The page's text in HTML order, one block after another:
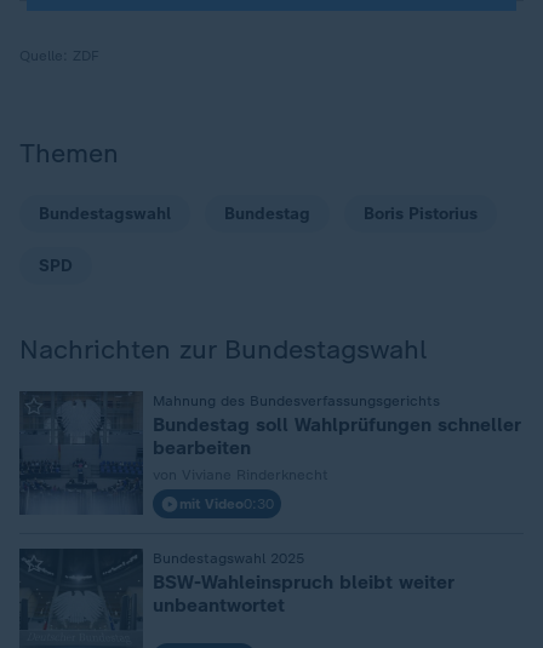
Themen
Bundestagswahl Bundestag Boris Pistorius
SPD
Nachrichten zur Bundestagswahl
Mahnung des Bundesverfassungsgerichts
:
Bundestag soll Wahlprüfungen schneller
bearbeiten
mit Video0:30
Bundestagswahl 2025
:
BSW-Wahleinspruch bleibt weiter
unbeantwortet